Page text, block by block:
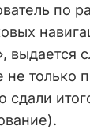
по
выдается
не только
сдали